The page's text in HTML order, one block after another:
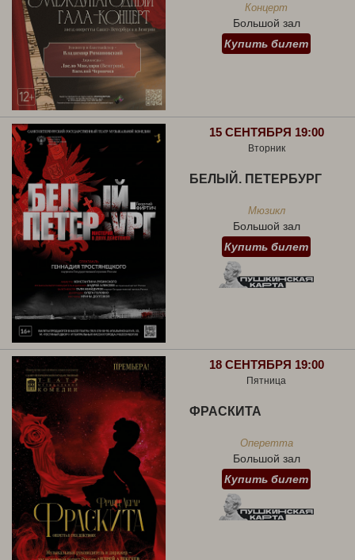
Концерт
Большой зал
Купить билет
15 СЕНТЯБРЯ 19:00
Вторник
БЕЛЫЙ. ПЕТЕРБУРГ
Мюзикл
Большой зал
Купить билет
18 СЕНТЯБРЯ 19:00
Пятница
ФРАСКИТА
Оперетта
Большой зал
Купить билет